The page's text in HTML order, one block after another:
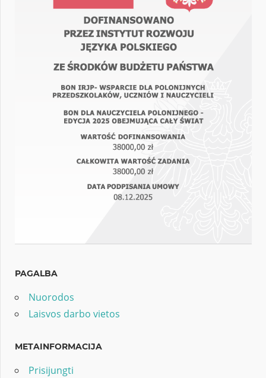
PAGALBA
Nuorodos
Laisvos darbo vietos
METAINFORMACIJA
Prisijungti